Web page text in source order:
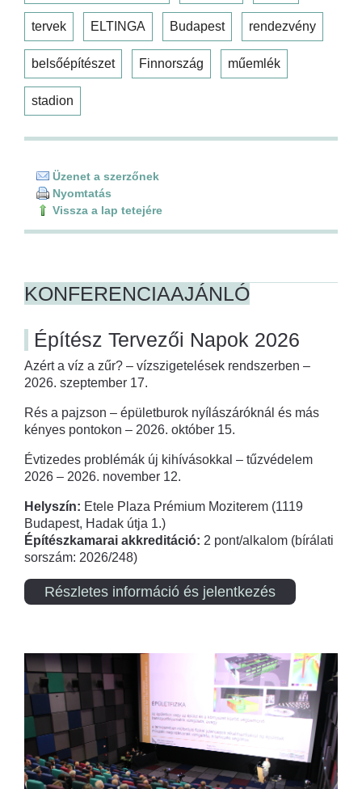
tervek ELTINGA Budapest rendezvény
belsőépítészet Finnország műemlék
stadion
Üzenet a szerzőnek
Nyomtatás
Vissza a lap tetejére
KONFERENCIAAJÁNLÓ
Építész Tervezői Napok 2026
Azért a víz a zűr? – vízszigetelések rendszerben –
2026. szeptember 17.
Rés a pajzson – épületburok nyílászáróknál és más
kényes pontokon – 2026. október 15.
Évtizedes problémák új kihívásokkal – tűzvédelem
2026 – 2026. november 12.
Helyszín: Etele Plaza Prémium Moziterem (1119
Budapest, Hadak útja 1.)
Építészkamarai akkreditáció: 2 pont/alkalom (bírálati
sorszám: 2026/248)
Részletes információ és jelentkezés